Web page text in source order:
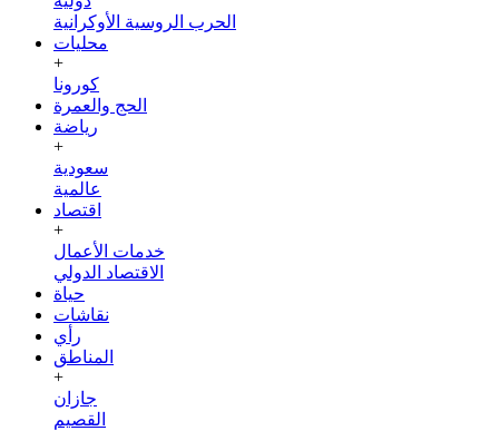
الحرب الروسية الأوكرانية
محليات
+
كورونا
الحج والعمرة
رياضة
+
سعودية
عالمية
اقتصاد
+
خدمات الأعمال
الاقتصاد الدولي
حياة
نقاشات
رأي
المناطق
+
جازان
القصيم